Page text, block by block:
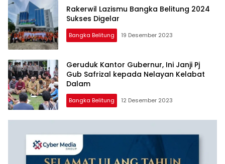
Rakerwil Lazismu Bangka Belitung 2024
Sukses Digelar
Bangka Belitung 19 Desember 2023
Geruduk Kantor Gubernur, Ini Janji Pj
Gub Safrizal kepada Nelayan Kelabat
Dalam
Bangka Belitung 12 Desember 2023